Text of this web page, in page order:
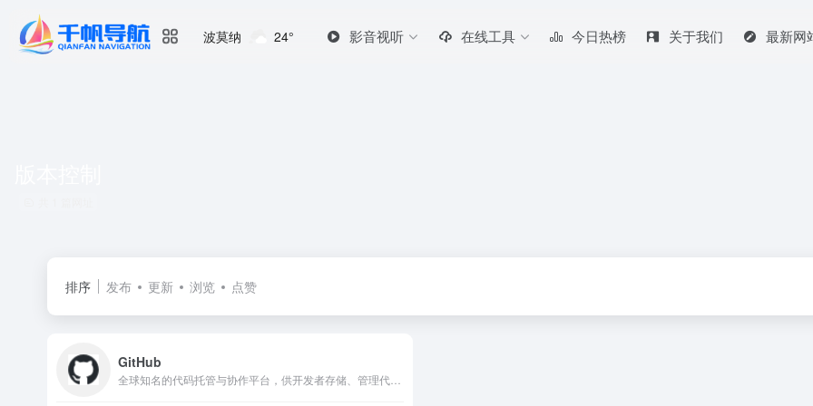
波莫纳 24° 影音视听 在线工具 今日热榜 关于我们 最新网
排序 发布 更新 浏览 点赞
GitHub